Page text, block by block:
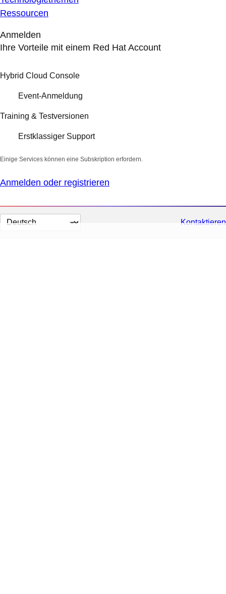
Ressourcen
Anmelden
Ihre Vorteile mit einem Red Hat Account
Hybrid Cloud Console
Event-Anmeldung
Training & Testversionen
Erstklassiger Support
Einige Services können eine Subskription erfordern.
Anmelden oder registrieren
Sprache
Kontaktieren